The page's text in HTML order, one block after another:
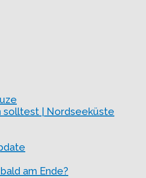
solltest | Nordseeküste
am Ende?